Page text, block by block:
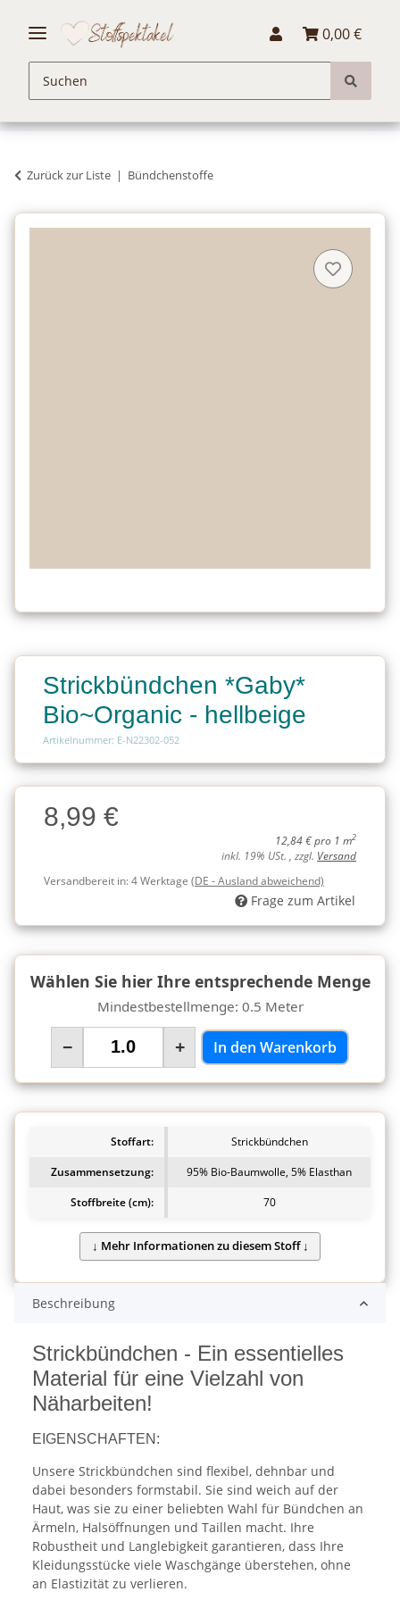
0,00 €
Zurück zur Liste Bündchenstoffe
Strickbündchen *Gaby*
Bio~Organic - hellbeige
Artikelnummer: E-N22302-052
Charge
Charge8,99 €
12,84 € pro 1 m2
inkl. 19% USt. , zzgl. Versand
Versandbereit in:4 Werktage (DE - Ausland abweichend)
Frage zum Artikel
Wählen Sie hier Ihre entsprechende Menge
Mindestbestellmenge: 0.5 Meter
− + In den Warenkorb
Stoffart:
Strickbündchen
Zusammensetzung:
95% Bio-Baumwolle, 5% Elasthan
Stoffbreite (cm):
70
Beschreibung
Strickbündchen - Ein essentielles
Material für eine Vielzahl von
Näharbeiten!
EIGENSCHAFTEN:
Unsere Strickbündchen sind flexibel, dehnbar und
dabei besonders formstabil. Sie sind weich auf der
Haut, was sie zu einer beliebten Wahl für Bündchen an
Ärmeln, Halsöffnungen und Taillen macht. Ihre
Robustheit und Langlebigkeit garantieren, dass Ihre
Kleidungsstücke viele Waschgänge überstehen, ohne
an Elastizität zu verlieren.